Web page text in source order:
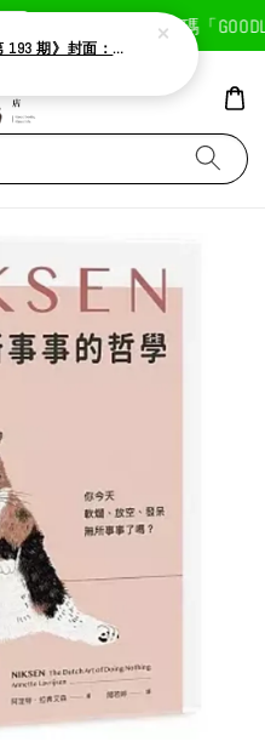
首次註冊輸入折扣碼「
《大誌雜誌 4月號 第 193 期》封面：Solar 頌樂